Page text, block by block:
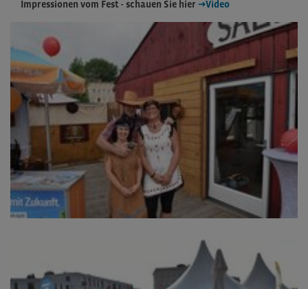
Impressionen vom Fest - schauen Sie hier →Video